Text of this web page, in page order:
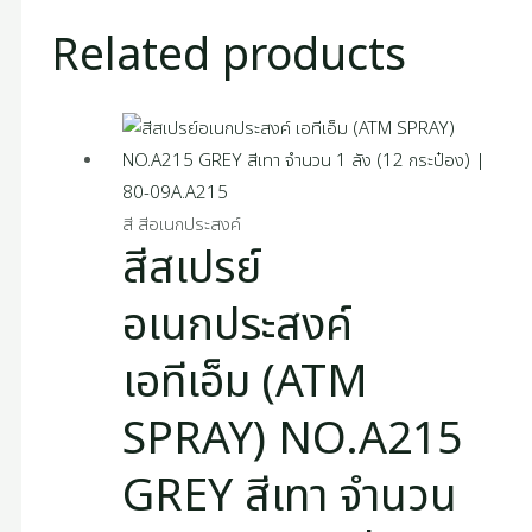
Related products
สี สีอเนกประสงค์
สีสเปรย์
อเนกประสงค์
เอทีเอ็ม (ATM
SPRAY) NO.A215
GREY สีเทา จำนวน